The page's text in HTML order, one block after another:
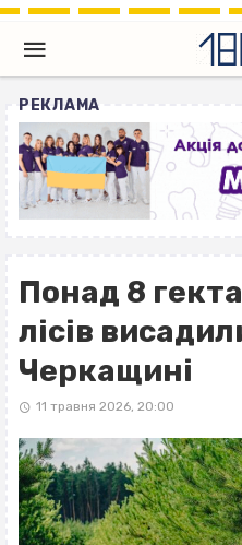
РЕКЛАМА
Понад 8
лісів
Черкащині
11 травня 2026, 20:00